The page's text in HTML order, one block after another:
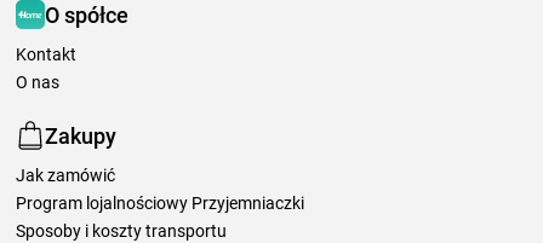
O spółce
Kontakt
O nas
Zakupy
Jak zamówić
Program lojalnościowy Przyjemniaczki
Sposoby i koszty transportu